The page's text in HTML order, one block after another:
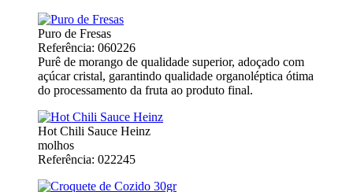
Puro de Fresas
Referência: 060226
Purê de morango de qualidade superior, adoçado com
açúcar cristal, garantindo qualidade organoléptica ótima
do processamento da fruta ao produto final.
Hot Chili Sauce Heinz
molhos
Referência: 022245